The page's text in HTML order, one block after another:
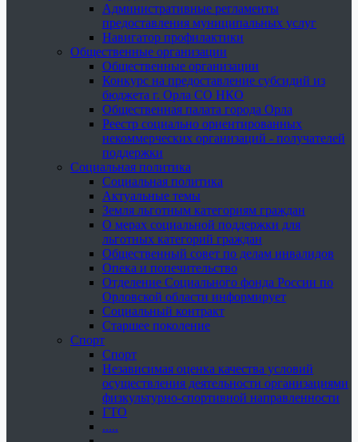
Административные регламенты
предоставления муниципальных услуг
Навигатор профилактики
Общественные организации
Общественные организации
Конкурс на предоставление субсидий из
бюджета г. Орла СО НКО
Общественная палата города Орла
Реестр социально ориентированных
некоммерческих организаций - получателей
поддержки
Социальная политика
Социальная политика
Актуальные темы
Земля льготным категориям граждан
О мерах социальной поддержки для
льготных категорий граждан
Общественный совет по делам инвалидов
Опека и попечительство
Отделение Социального фонда России по
Орловской области информирует
Социальный контракт
Старшее поколение
Спорт
Спорт
Независимая оценка качества условий
осуществления деятельности организациями
физкультурно-спортивной направленности
ГТО
.....